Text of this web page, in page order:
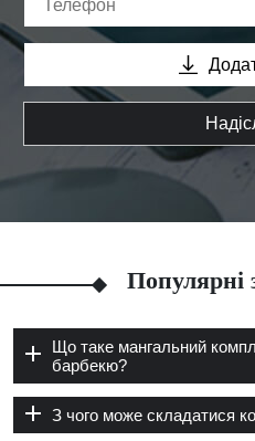
Популярні
Що таке мангальний
барбекю?
З чого може складатися